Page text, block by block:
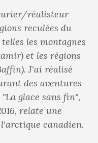
réalisteur
reculées du
les montagnes
et les régions
J'ai réalisé
des aventures
glace sans fin",
relate une
canadien.